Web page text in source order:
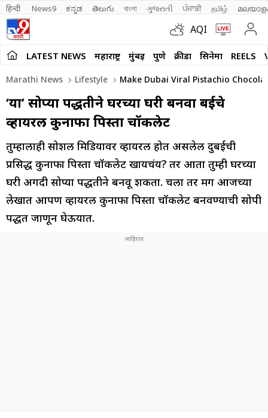
हिन्दी News9 ಕನ್ನಡ తెలుగు বাংলা ગુજરાતી ਪੰਜਾਬੀ தமிழ்
AQI
LATEST NEWS महाराष्ट्र मुंबई पुणे क्रीडा सिनेमा REELS
Marathi News Lifestyle Make Dubai Viral Pistachio
‘या’ सोप्या पद्धतीने घरच्या घरी बनवा दुबईचे
व्हायरल कुनाफा पिस्ता चॉकलेट
तुम्हालाही सोशल मिडियावर व्हायरल होत असलेली दुबईची
प्रसिद्ध कुनाफा पिस्ता चॉकलेट खायचंय? तर आता तुम्ही घरच्या
घरी अगदी सोप्या पद्धतीने बनवू शकता. चला तर मग आजच्या
लेखात आपण व्हायरल कुनाफा पिस्ता चॉकलेट बनवण्याची सोपी
पद्धत जाणून घेऊयात.